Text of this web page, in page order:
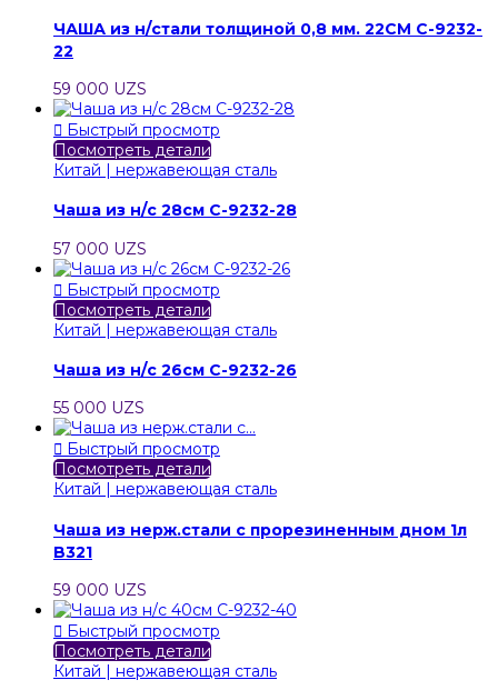
ЧАША из н/стали толщиной 0,8 мм. 22СМ C-9232-
22
59 000 UZS
 Быстрый просмотр
Посмотреть детали
Китай | нержавеющая сталь
Чаша из н/с 28см C-9232-28
57 000 UZS
 Быстрый просмотр
Посмотреть детали
Китай | нержавеющая сталь
Чаша из н/с 26см C-9232-26
55 000 UZS
 Быстрый просмотр
Посмотреть детали
Китай | нержавеющая сталь
Чаша из нерж.стали с прорезиненным дном 1л
B321
59 000 UZS
 Быстрый просмотр
Посмотреть детали
Китай | нержавеющая сталь